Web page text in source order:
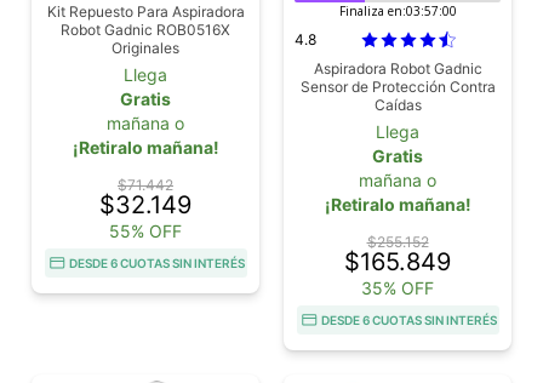
Kit Repuesto Para Aspiradora
Robot Gadnic ROB0516X
Originales
Llega
Gratis
mañana o
¡Retiralo mañana!
$71.442
$32.149
55% OFF
DESDE 6 CUOTAS SIN INTERÉS
Finaliza en:03:56:59
4.8
Aspiradora Robot Gadnic
Sensor de Protección Contra
Caídas
Llega
Gratis
mañana o
¡Retiralo mañana!
$255.152
$165.849
35% OFF
DESDE 6 CUOTAS SIN INTERÉS